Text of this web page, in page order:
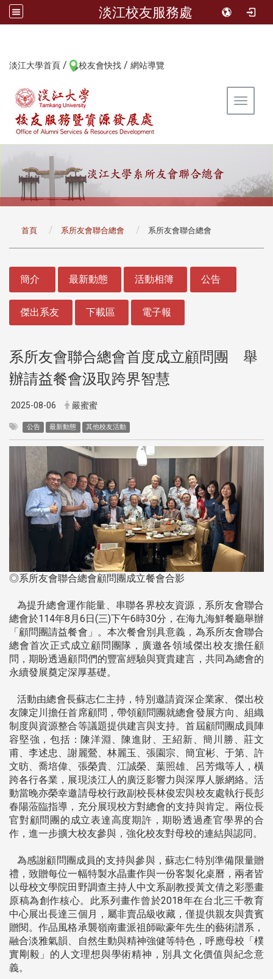
淡江校友服務處
淡江大學首頁 / 校友會快找 / 網站導覽
Toggle
首頁 系所友會聯合總會 系所友會聯合總會
簡介 最新動態 活動相簿 公告
傑出系友 下載區 電子報
系所友會聯合總會首度成立顧問團 舉
辦請益餐會汲取跨界智慧
2025-08-06 嚴蜜蜜
公告 最新動態 其他校友活動
◎系所友會聯合總會顧問團成立餐會合影
為提升總會運作能量、串聯各界校友資源，系所友會聯合
總會於114年8月6日(三)下午6時30分，在海九海鮮餐廳舉辦
「顧問團請益餐會」。本次餐會別具意義，為系所友會聯合
總會首次正式成立顧問團隊，廣邀各領域傑出校友擔任顧
問，期盼透過顧問們的豐富經驗與寶貴建言，共同為總會的
永續發展奠定深厚基礎。
活動由總會長蘇志仁主持，特別邀請資深企業家、傑出校
友陳定川擔任首席顧問，帶領顧問團就總會發展方向、組織
制度與資源整合等議題提供建言與支持。首屆顧問團成員陣
容堅強，包括：陳洋淵、陳進財、王紹新、簡川勝、莊文
甫、李述忠、謝麗鶯、林麗玉、張園宗、簡宜彬、于第、許
文昉、喬培偉、張榮貴、江誠榮、葉照雄、呂芳熾等人，橫
跨各行各業，展現淡江人的廣泛影響力與深厚人脈網絡。活
動當晚亦榮幸邀請母校行政副校長林俊宏與校友處執行長彭
春陽蒞臨指導，充分展現校方對總會的支持與肯定。兩位長
官對顧問團的成立表達高度期許，期盼透過產官學界的合
作，進一步擴大校友參與，強化校友對母校的連結與認同。
為感謝顧問團成員的支持與參與，蘇志仁特別準備限量贈
禮，致贈每位一幅特製水晶畫作與一份客製化桌曆，兩者皆
以母校文學院田野調查主持人中文系副教授黃文倩之彩墨畫
原稿為創作核心。此系列畫作曾於2018年在台北三千教育
中心展出長達三個月，屬非賣品級收藏，僅提供親友與貴賓
贈閱。作品風格承襲嶺南畫派祖師歐豪年先生的藝術譜系，
融合淡雅氣韻、自然生動與精神強健等特色，呼應母校「樸
實剛毅」的人文理想與學術精神，別具文化價值與紀念意
義。